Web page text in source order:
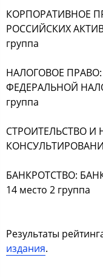
КОРПОРАТИВНОЕ
РОССИЙСКИХ
группа
НАЛОГОВОЕ
ФЕДЕРАЛЬНОЙ
группа
СТРОИТЕЛЬСТВО
БАНКРОТСТВО:
14 место 2 группа
Результаты
издания.